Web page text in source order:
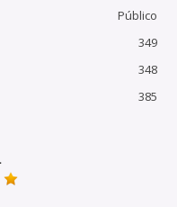
Público
349
348
385